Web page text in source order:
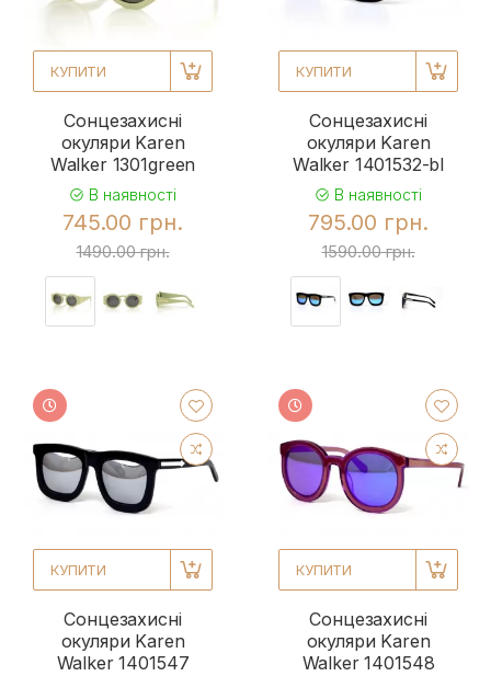
КУПИТИ
Сонцезахисні
окуляри Karen
Walker 1301green
В наявності
745.00 грн.
1490.00 грн.
КУПИТИ
Сонцезахисні
окуляри Karen
Walker 1401532-bl
В наявності
795.00 грн.
1590.00 грн.
КУПИТИ
Сонцезахисні
окуляри Karen
Walker 1401547
КУПИТИ
Сонцезахисні
окуляри Karen
Walker 1401548